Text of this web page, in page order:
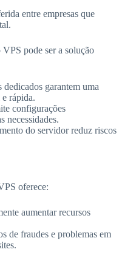
entre empresas que
pode ser a solução
dedicados garantem uma
rápida.
configurações
necessidades.
do servidor reduz riscos
oferece:
aumentar recursos
de fraudes e problemas em